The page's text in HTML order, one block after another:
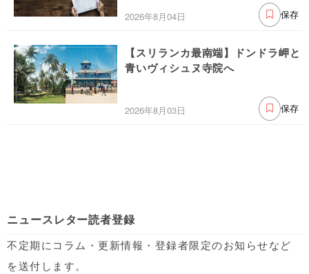
2026年8月04日 保存
【スリランカ最南端】ドンドラ岬と
青いヴィシュヌ寺院へ
2026年8月03日 保存
ニュースレター読者登録
不定期にコラム・更新情報・登録者限定のお知らせなど
を送付します。